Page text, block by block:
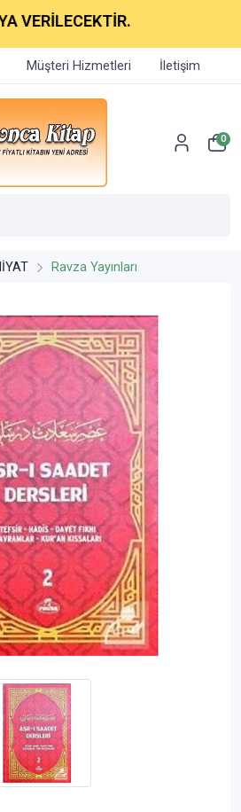
Müşteri Hizmetleri İletişim
0
Ravza Yayınları